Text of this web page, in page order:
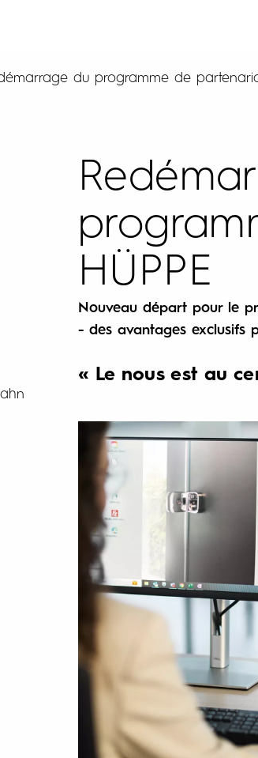
du programme de
HÜPPE
Nouveau départ pour le
- des avantages exclusifs
« Le nous est au